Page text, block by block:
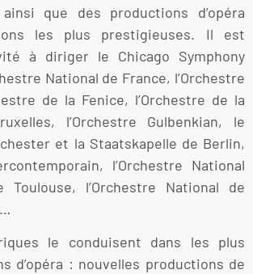
que des productions d’opéra
les plus prestigieuses. Il est
à diriger le Chicago Symphony
National de France, l’Orchestre
de la Fenice, l’Orchestre de la
l’Orchestre Gulbenkian, le
et la Staatskapelle de Berlin,
l’Orchestre National
Toulouse, l’Orchestre National de
le conduisent dans les plus
d’opéra : nouvelles productions de